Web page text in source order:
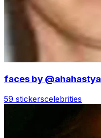
faces by @ahahastya
59 stickerscelebrities